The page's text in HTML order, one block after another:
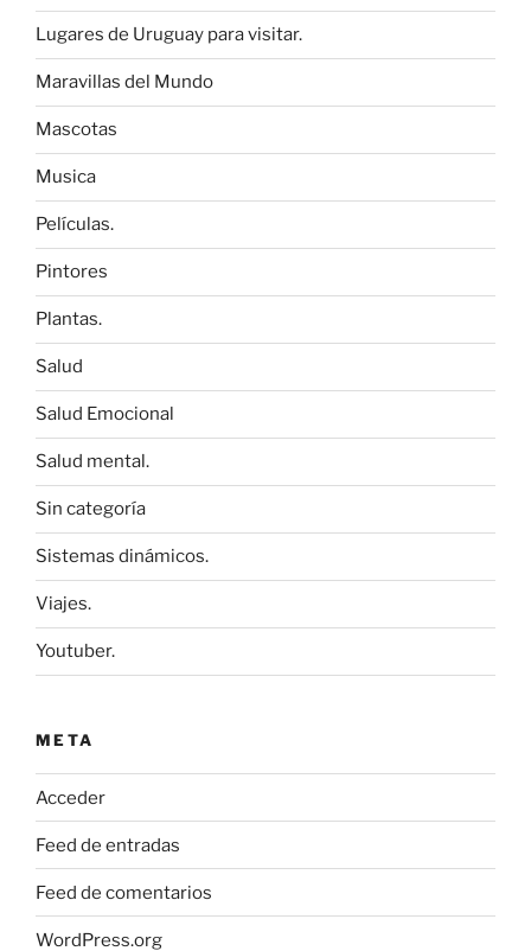
Lugares de Uruguay para visitar.
Maravillas del Mundo
Mascotas
Musica
Películas.
Pintores
Plantas.
Salud
Salud Emocional
Salud mental.
Sin categoría
Sistemas dinámicos.
Viajes.
Youtuber.
META
Acceder
Feed de entradas
Feed de comentarios
WordPress.org